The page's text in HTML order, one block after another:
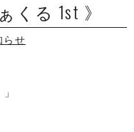
くる 1st 》
らせ